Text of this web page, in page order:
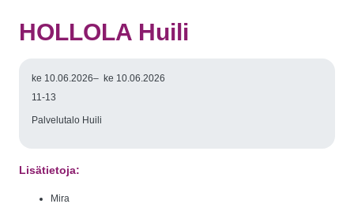
HOLLOLA Huili
ke 10.06.2026– ke 10.06.2026
11-13
Palvelutalo Huili
Lisätietoja:
Mira